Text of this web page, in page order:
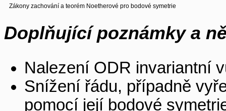
Zákony zachování a teorém Noetherové pro bodové symetrie
Doplňující poznámky a
Nalezení ODR invariantní
Snížení řádu, případně
pomocí její bodové